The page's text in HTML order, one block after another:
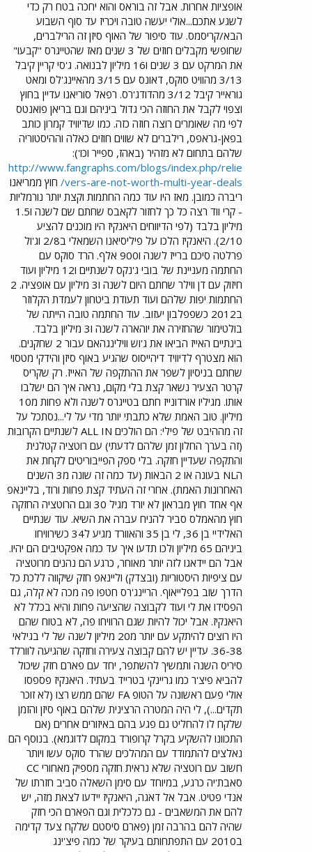
אופציות אחרות. אבל זה בוראס והוא יחכה בטח רק כדי
לשגע אתכם...אולי יעשה טובה ויכריז עד סוף השבוע
הבא/קריסמס. עוד סיפור של האוף סיזן זה הרילברים,
שחופשי מקבלים חוזים של 3 שנים מאז שהטייגרס "קבעו"
את המרקט עם 3 שנים ו16 מיליון לבנואה. ג'סי קריין קיבל
3/13 מהוויט סוקס, דאונס עם 3/15 מהאיינג'לס ומאט
גוראייר קיבל 3/12 מהדודג'רס. רפאל סוריאנו עדיין בחוץ
וצפוי לקבל את החוזה הכי גדול ביניהם וגם בריאן פואנטס
לפי מה שאומרים רוצה חוזה כזה. כמו שדיוויד קמרון כותב
בפאן-גראפס, רילברים לא שווים חוזים כאלה וההיסטוריה
שלהם בתחום לא מזהיר (באהז, ספייר וכו'):
http://www.fangraphs.com/blogs/index.php/relie
vers-are-not-worth-multi-year-deals/ חוץ ממריאנו
ריברה כמובן. מאז היו עוד כמה החתמות וקצת יותר נורמליות
- קרי ווד רצה כל כך לחזור לקאבס שחתם שם לשנה ו1.5
מיליון בלבד (לפי הדיווחים היאנקיז היו מוכנים להציע
2/10). היאנקיז הלכו על פיליסיאנו השמאלי ב2/8 וג'ול
פרלטה סיכם ברייז לשנה ו900 אלף. הרד סוקס עם
החתמה מעניינת של בובי ג'נקס לשנתיים ו12 מיליון ועוד
חיזוק עם דן ווילר שחתם היום לשנה ו3 מיליון עם אופציה. 2
החתמות יפות שלהם ועוד תעודת ביטחון לעמדת הקלוזר
ב2012 כשפפלבון יעזוב. עוד החתמה טובה הייתה של
בולטימור שהחזירה את יוהארה לשנה ו3 מיליון בלבד.
בינתיים האייז הביאו את ג'וש ווילינגהאם עבור 2 שחקנים.
הוא מצטרף לדיוויד דיהייסוס שהגיע באוף סיזן והידקי מטסוי
שחתם בניסיון לשפר את ההתקפה של האייז. רק שקריס
קרטר הצעיר נשאר קצת בלי מקום, נראה איך הם ישלבו
אותו. מגיליו אורדונייז חתם בטייגרס לשנה ולא פחות מ10
מיליון. טוב האמת שלא כתבתי יותר מדי על לי...נסתכל על
זה מההיבט של פילי: הם הולכים ALL IN לשנתיים הקרובות
(זה בערך החלון זמן שלהם לדעתי) עם רוטציה קטלנית
והתקפה שעדיין חזקה. בלי ספק הפייבוריטים לקחת את
הNL בעונה או 2 הבאות (עד כמה זה שונה מ3 השנים
האחרונות האמת). אחרי זה העתיד קצת פחות ורוד, בליינאפ
אף אחד חוץ מבראון לא יורד מגיל 30 וגם הרוטציה החזקה
חוץ מהאמלס סביר להניח עברה את השיא. עוד שנתיים
האלידיי בן 36, לי בן 35 והאוורד מגיע ל34 כשירוויחו
ביניהם 65 מיליון ולכו תדעו איך עד כמה אפקטיבים הם יהיו.
אבל הם יידאגו לזה יותר מאוחר, כרגע הם נהנים מרוטציה
עם ציפיות היסטוריות (ובצדק) וליינאפ חזק שיקווה ללכת כל
הדרך שוב בפלייאוף. הריינג'רס חטפו פה מכה לא קלה, גם
הפסידו את לי ועוד לקבוצה שהציעה פחות והיא בכלל לא
היאנקיז. אבל יכול להיות שגם הרוויחו פה, לא בטוח שהם
היו רוצים להיתקע עם יותר מ20 מיליון לשנה של לי בגילאי
36-38. עדיין יש להם קבוצה צעירה וחזקה שהגיעה לוורלד
סיריס השנה ותמשיך להשתפר, יחד עם פארם חזק שיכול
להביא פיצ'ר כמו גריינקי בטרייד בעתיד. היאנקיז פספסו
אולי פעם ראשונה על הטופ FA שהם ממש רצו (לא זוכר
תקדים...), לי היה המטרה הרצינית שלהם באוף סיזן והזמן
שלקח לו להחליט גם פגע בהם באיזורים אחרים (אם
התכוונו להשקיע בקרל קרופורד במקום לדוגמא). בנוסף הם
נאלצים להתמודד עם המהלכים שהרד סוקס עשו ויותר
חשוב עם רוטציה שלא נראית חזקה מספיק מאחורי CC
סאבת'יה כרגע, במיוחד עם סימן השאלה סביב חזרתו של
אנדי פטיט. אבל אל דאגה, היאנקיז יידעו לצאת מזה, יש
להם את המשאבים - גם כלכלית וגם הפארם הכי חזק
שהיה להם בהרבה זמן (פארם סיסטם שלקח צעד קדימה
ב2010 עם התפתחותם בעיקר של כמה פיצ'ינג